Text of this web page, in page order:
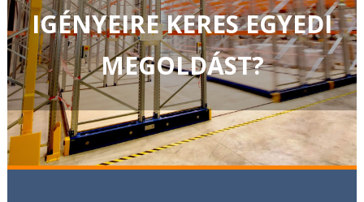
IGÉNYEIRE KERES EGYEDI
MEGOLDÁST?